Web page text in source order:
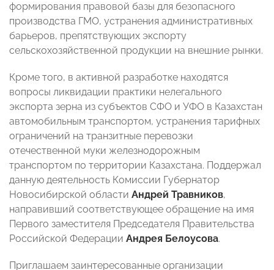
формирования правовой базы для безопасного
производства ГМО, устранения административных
барьеров, препятствующих экспорту
сельскохозяйственной продукции на внешние рынки.
Кроме того, в активной разработке находятся
вопросы ликвидации практики нелегального
экспорта зерна из субъектов СФО и УФО в Казахстан
автомобильным транспортом, устранения тарифных
ограничений на транзитные перевозки
отечественной муки железнодорожным
транспортом по территории Казахстана. Поддержал
данную деятельность Комиссии Губернатор
Новосибирской области Андрей Травников,
направивший соответствующее обращение на имя
Первого заместителя Председателя Правительства
Российской Федерации Андрея Белоусова.
Приглашаем заинтересованные организации